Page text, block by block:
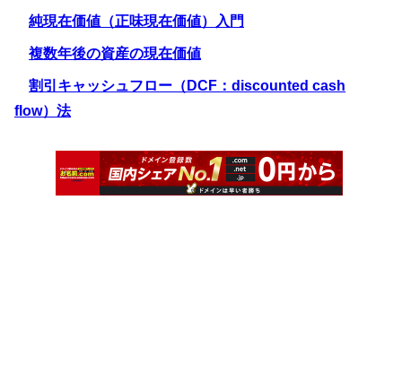
純現在価値（正味現在価値）入門
複数年後の資産の現在価値
割引キャッシュフロー（DCF：discounted cash
flow）法